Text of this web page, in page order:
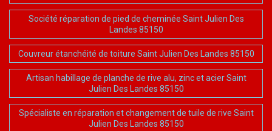
Société réparation de pied de cheminée Saint Julien Des
Landes 85150
Couvreur étanchéité de toiture Saint Julien Des Landes 85150
Artisan habillage de planche de rive alu, zinc et acier Saint
Julien Des Landes 85150
Spécialiste en réparation et changement de tuile de rive Saint
Julien Des Landes 85150